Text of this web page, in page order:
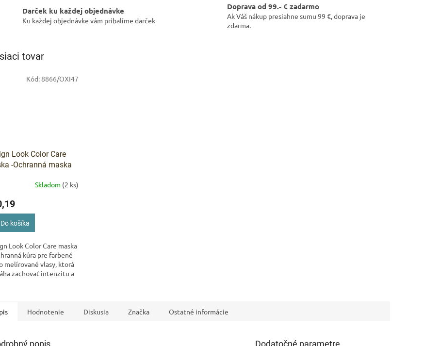
Darček ku každej objednávke
Ku každej objednávke vám pribalíme darček
Doprava od 99.- € zadarmo
Ak Váš nákup presiahne sumu 99 €, doprava je
zdarma.
tovar
Look Color Care
-Ochranná maska
vlasy 500 ml
Skladom (2 ks)
Do košíka
Look Color Care maska
kúra pre farbené
melírované vlasy, ktorá
zachovať intenzitu a
Kód:8866/OXI47
Hodnotenie Diskusia Značka Ostatné informácie
popis Dodatočné parametre